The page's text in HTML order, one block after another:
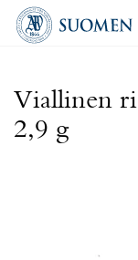
Viallinen
2,9 g